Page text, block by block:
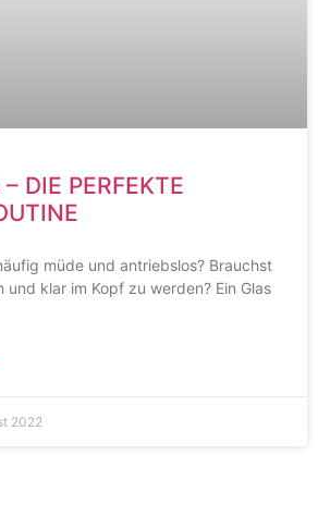
DIE PERFEKTE
müde und antriebslos? Brauchst
und klar im Kopf zu werden? Ein Glas
2022